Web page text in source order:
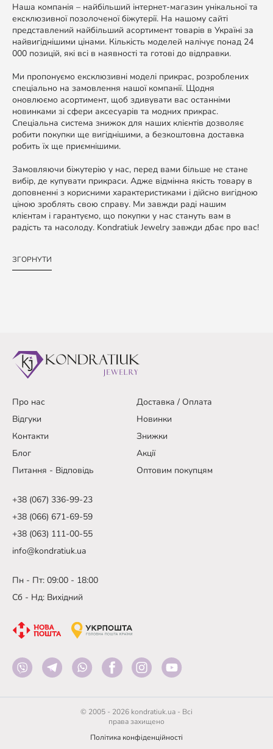
Наша компанія – найбільший інтернет-магазин унікальної та
ексклюзивної позолоченої біжутерії. На нашому сайті
представлений найбільший асортимент товарів в Україні за
найвигіднішими цінами. Кількість моделей налічує понад 24
000 позицій, які всі в наявності та готові до відправки.
Ми пропонуємо ексклюзивні моделі прикрас, розроблених
спеціально на замовлення нашої компанії. Щодня
оновлюємо асортимент, щоб здивувати вас останніми
новинками зі сфери аксесуарів та модних прикрас.
Спеціальна система знижок для наших клієнтів дозволяє
робити покупки ще вигіднішими, а безкоштовна доставка
робить їх ще приємнішими.
Замовляючи біжутерію у нас, перед вами більше не стане
вибір, де купувати прикраси. Адже відмінна якість товару в
доповненні з корисними характеристиками і дійсно вигідною
ціною зроблять свою справу. Ми завжди раді нашим
клієнтам і гарантуємо, що покупки у нас стануть вам в
радість та насолоду. Kondratiuk Jewelry завжди дбає про вас!
ЗГОРНУТИ
Про нас
Доставка / Оплата
Відгуки
Новинки
Контакти
Знижки
Блог
Акції
Питання - Відповідь
Оптовим покупцям
+38 (067) 336-99-23
+38 (066) 671-69-59
+38 (063) 111-00-55
info@kondratiuk.ua
Пн - Пт: 09:00 - 18:00
Сб - Нд: Вихідний
© 2005 - 2026 kondratiuk.ua - Всі
права захищено
Політика конфіденційності